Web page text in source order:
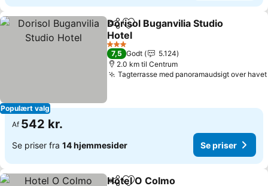
Populært valg
Del Føj til favoritter
Dorisol Buganvilia Studio
Hotel
3 Stjerner
7,5 Godt
5.124
2.0 km til Centrum
Tagterrasse med panoramaudsigt over havet
Af 542 kr.
Se priser fra 14 hjemmesider Se priser
Hotel O Colmo